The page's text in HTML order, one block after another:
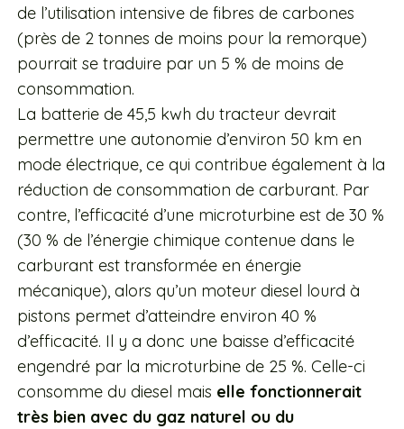
de l’utilisation intensive de fibres de carbones
(près de 2 tonnes de moins pour la remorque)
pourrait se traduire par un 5 % de moins de
consommation.
La batterie de 45,5 kwh du tracteur devrait
permettre une autonomie d’environ 50 km en
mode électrique, ce qui contribue également à la
réduction de consommation de carburant. Par
contre, l’efficacité d’une microturbine est de 30 %
(30 % de l’énergie chimique contenue dans le
carburant est transformée en énergie
mécanique), alors qu’un moteur diesel lourd à
pistons permet d’atteindre environ 40 %
d’efficacité. Il y a donc une baisse d’efficacité
engendré par la microturbine de 25 %. Celle-ci
consomme du diesel mais elle fonctionnerait
très bien avec du gaz naturel ou du